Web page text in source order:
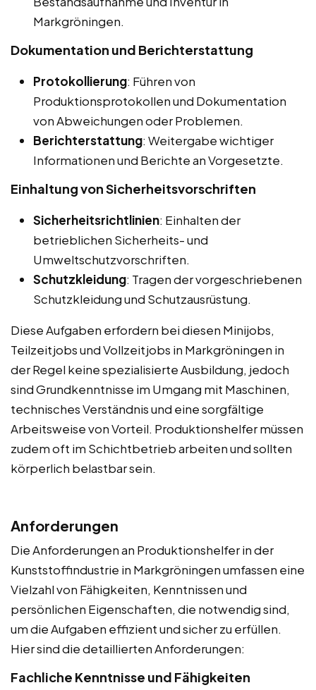
Markgröningen.
Dokumentation und Berichterstattung
Protokollierung: Führen von
Produktionsprotokollen und Dokumentation
von Abweichungen oder Problemen.
Berichterstattung: Weitergabe wichtiger
Informationen und Berichte an Vorgesetzte.
Einhaltung von Sicherheitsvorschriften
Sicherheitsrichtlinien: Einhalten der
betrieblichen Sicherheits- und
Umweltschutzvorschriften.
Schutzkleidung: Tragen der vorgeschriebenen
Schutzkleidung und Schutzausrüstung.
Diese Aufgaben erfordern bei diesen Minijobs,
Teilzeitjobs und Vollzeitjobs in Markgröningen in
der Regel keine spezialisierte Ausbildung, jedoch
sind Grundkenntnisse im Umgang mit Maschinen,
technisches Verständnis und eine sorgfältige
Arbeitsweise von Vorteil. Produktionshelfer müssen
zudem oft im Schichtbetrieb arbeiten und sollten
körperlich belastbar sein.
Anforderungen
Die Anforderungen an Produktionshelfer in der
Kunststoffindustrie in Markgröningen umfassen eine
Vielzahl von Fähigkeiten, Kenntnissen und
persönlichen Eigenschaften, die notwendig sind,
um die Aufgaben effizient und sicher zu erfüllen.
Hier sind die detaillierten Anforderungen:
Fachliche Kenntnisse und Fähigkeiten